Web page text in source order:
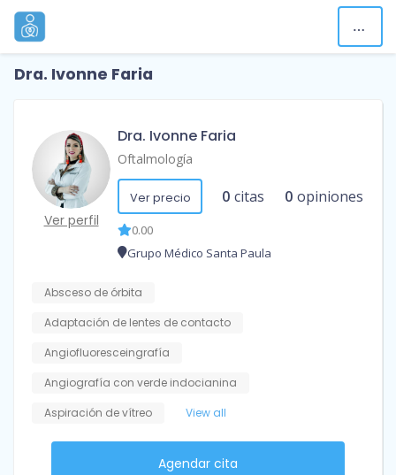
Dra. Ivonne Faria
Ver perfil
Dra. Ivonne Faria
Oftalmología
Ver precio 0 citas 0 opiniones
0.00
Grupo Médico Santa Paula
Absceso de órbita
Adaptación de lentes de contacto
Angiofluoresceingrafía
Angiografía con verde indocianina
Aspiración de vítreo
View all
Agendar cita